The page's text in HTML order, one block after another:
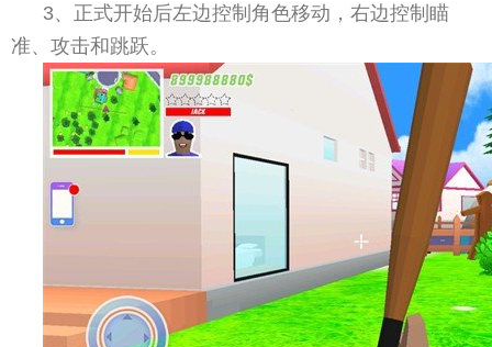
3、正式开始后左边控制角色移动，右边控制瞄
准、攻击和跳跃。